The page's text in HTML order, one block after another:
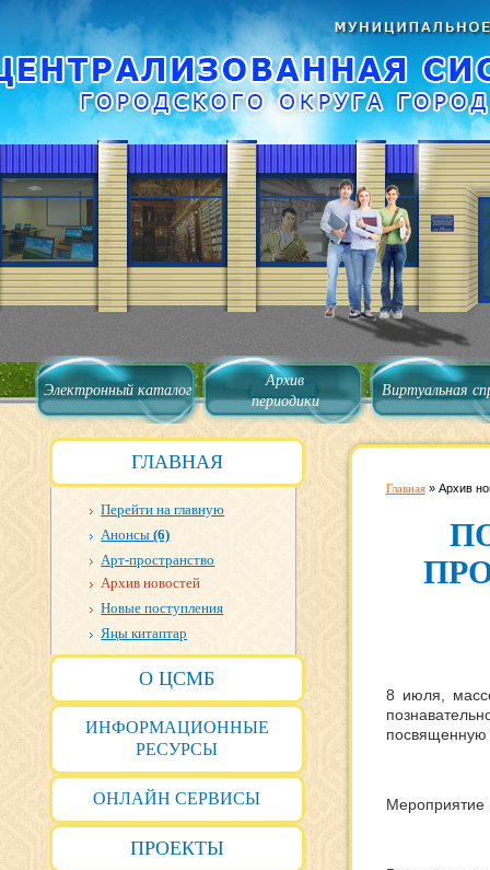
Электронный каталог
Архив
периодики
Виртуальная
ГЛАВНАЯ
Перейти на главную
Анонсы(6)
Арт-пространство
Архив новостей
Новые поступления
Яңы китаптар
О ЦСМБ
ИНФОРМАЦИОННЫЕ
РЕСУРСЫ
ОНЛАЙН СЕРВИСЫ
ПРОЕКТЫ
Главная» Архив
8 июля,
посвященную
Мероприятие